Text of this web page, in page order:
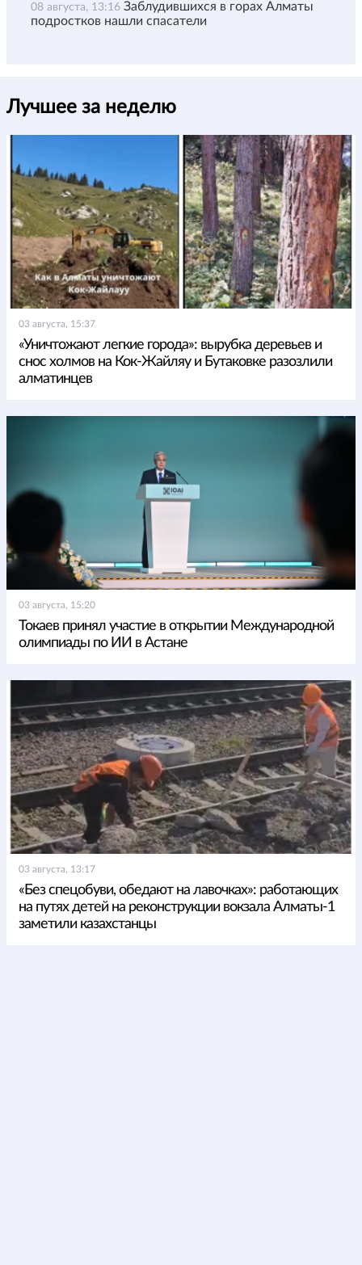
08 августа, 13:16 Заблудившихся в горах Алматы
подростков нашли спасатели
Лучшее за неделю
03 августа, 15:37
«Уничтожают легкие города»: вырубка деревьев и
снос холмов на Кок-Жайляу и Бутаковке разозлили
алматинцев
03 августа, 15:20
Токаев принял участие в открытии Международной
олимпиады по ИИ в Астане
03 августа, 13:17
«Без спецобуви, обедают на лавочках»: работающих
на путях детей на реконструкции вокзала Алматы-1
заметили казахстанцы